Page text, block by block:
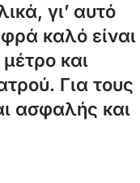
γι’ αυτό
καλό είναι
και
Για τους
ασφαλής και